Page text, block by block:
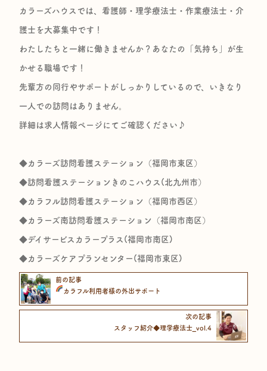
カラーズハウスでは、看護師・理学療法士・作業療法士・介
護士を大募集中です！
わたしたちと一緒に働きませんか？あなたの「気持ち」が生
かせる職場です！
先輩方の同行やサポートがしっかりしているので、いきなり
一人での訪問はありません。
詳細は求人情報ページにてご確認ください♪
◆カラーズ訪問看護ステーション（福岡市東区）
◆訪問看護ステーションきのこハウス(北九州市）
◆カラフル訪問看護ステーション（福岡市西区）
◆カラーズ南訪問看護ステーション（福岡市南区）
◆デイサービスカラープラス(福岡市南区)
◆カラーズケアプランセンター(福岡市東区)
前の記事
カラフル利用者様の外出サポート
次の記事
スタッフ紹介◆理学療法士_vol.4